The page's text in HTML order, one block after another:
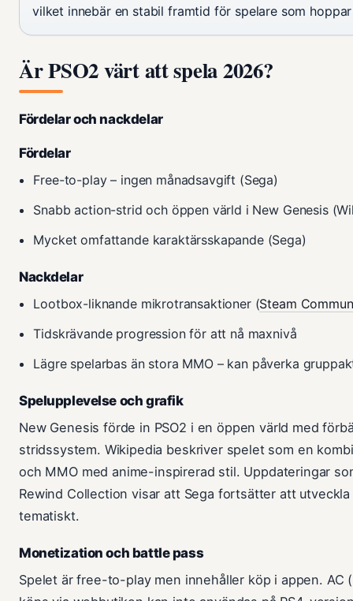
vilket innebär en stabil framtid för spelare som
Är PSO2 värt att spela 2026?
Fördelar och nackdelar
Fördelar
Free-to-play – ingen månadsavgift (Sega)
Snabb action-strid och öppen värld i New Genesis
Mycket omfattande karaktärsskapande (Sega)
Nackdelar
Lootbox-liknande mikrotransaktioner (Steam
Tidskrävande progression för att nå maxnivå
Lägre spelarbas än stora MMO – kan påverka
Spelupplevelse och grafik
New Genesis förde in PSO2 i en öppen värld med
stridssystem. Wikipedia beskriver spelet som en
och MMO med anime-inspirerad stil. Uppdateringar
Rewind Collection visar att Sega fortsätter att
tematiskt.
Monetization och battle pass
Spelet är free-to-play men innehåller köp i appen. AC